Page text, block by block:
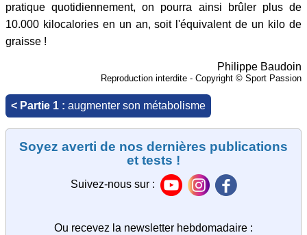
pratique quotidiennement, on pourra ainsi brûler plus de
10.000 kilocalories en un an, soit l'équivalent de un kilo de
graisse !
Philippe Baudoin
Reproduction interdite - Copyright © Sport Passion
< Partie 1 : augmenter son métabolisme
Soyez averti de nos dernières publications
et tests !
Suivez-nous sur :
Ou recevez la newsletter hebdomadaire :